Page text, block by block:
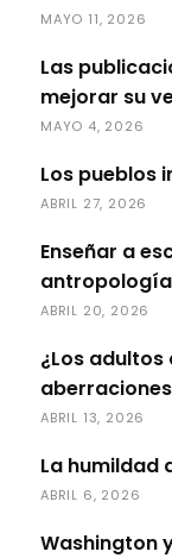
MAYO 11, 2026
Las
mejorar su
MAYO 4, 2026
Los pueblos
ABRIL 27, 2026
Enseñar a
antropología
ABRIL 20, 2026
¿Los adultos
ABRIL 13, 2026
La humildad
ABRIL 6, 2026
Washington